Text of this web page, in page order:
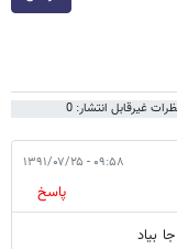
غیرقابل انتشار: 0
۰۹:۵۸ - ۱۳۹۱/۰۷/۲۵
پاسخ
بیاد